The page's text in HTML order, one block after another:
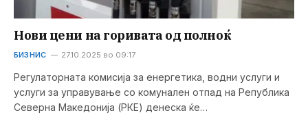
Нови цени на горивата од полноќ
БИЗНИС 27.10.2025 во 09:17
Регулаторната комисија за енергетика, водни услуги и
услуги за управување со комунален отпад на Република
Северна Македонија (РКЕ) денеска ќе…